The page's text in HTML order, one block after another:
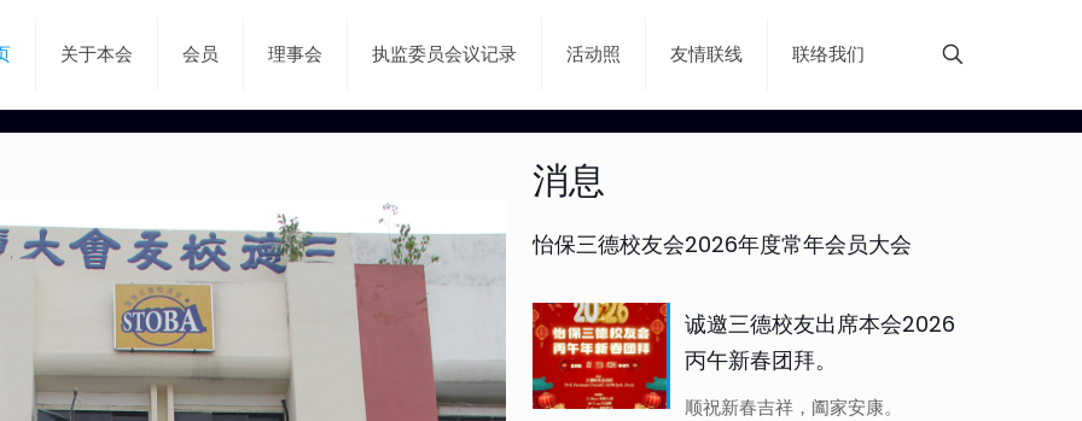
关于本会 会员 理事会 执监委员会议记录 活动照 友情联线 联络我们
消息
怡保三德校友会2026年度常年会员大会
诚邀三德校友出席本会2026
丙午新春团拜。
顺祝新春吉祥，阖家安康。